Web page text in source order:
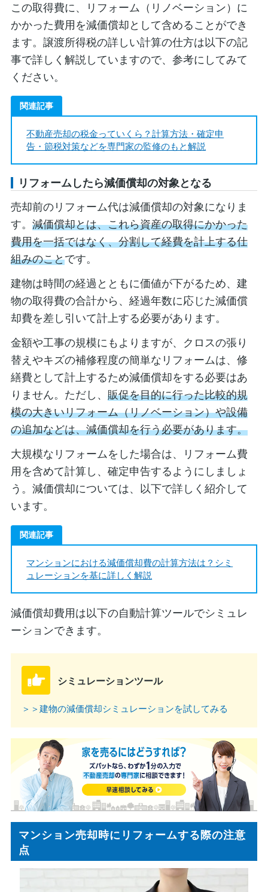
この取得費に、リフォーム（リノベーション）に
かかった費用を減価償却として含めることができ
ます。譲渡所得税の詳しい計算の仕方は以下の記
事で詳しく解説していますので、参考にしてみて
ください。
関連記事
不動産売却の税金っていくら？計算方法・確定申
告・節税対策などを専門家の監修のもと解説
リフォームしたら減価償却の対象となる
売却前のリフォーム代は減価償却の対象になりま
す。 減価償却とは、これら資産の取得にかかった
費用を一括ではなく、分割して経費を計上する仕
組みのことです。
建物は時間の経過とともに価値が下がるため、建
物の取得費の合計から、経過年数に応じた減価償
却費を差し引いて計上する必要があります。
金額や工事の規模にもよりますが、クロスの張り
替えやキズの補修程度の簡単なリフォームは、修
繕費として計上するため減価償却をする必要はあ
りません。ただし、 販促を目的に行った比較的規
模の大きいリフォーム（リノベーション）や設備
の追加などは、減価償却を行う必要があります。
大規模なリフォームをした場合は、リフォーム費
用を含めて計算し、確定申告するようにしましょ
う。減価償却については、以下で詳しく紹介して
います。
関連記事
マンションにおける減価償却費の計算方法は？シミ
ュレーションを基に詳しく解説
減価償却費用は以下の自動計算ツールでシミュレ
ーションできます。
シミュレーションツール
＞＞建物の減価償却シミュレーションを試してみる
マンション売却時にリフォームする際の注意
点